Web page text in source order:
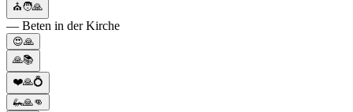
⛪🧑🙏
— Beten in der Kirche
😍🙏
🙏📚
❤️🙏💍
🦗🙏👊